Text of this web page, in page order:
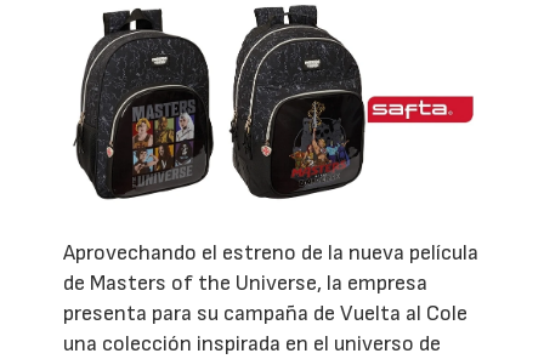
Aprovechando el estreno de la nueva película
de Masters of the Universe, la empresa
presenta para su campaña de Vuelta al Cole
una colección inspirada en el universo de